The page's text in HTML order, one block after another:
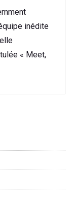
inédite
« Meet,